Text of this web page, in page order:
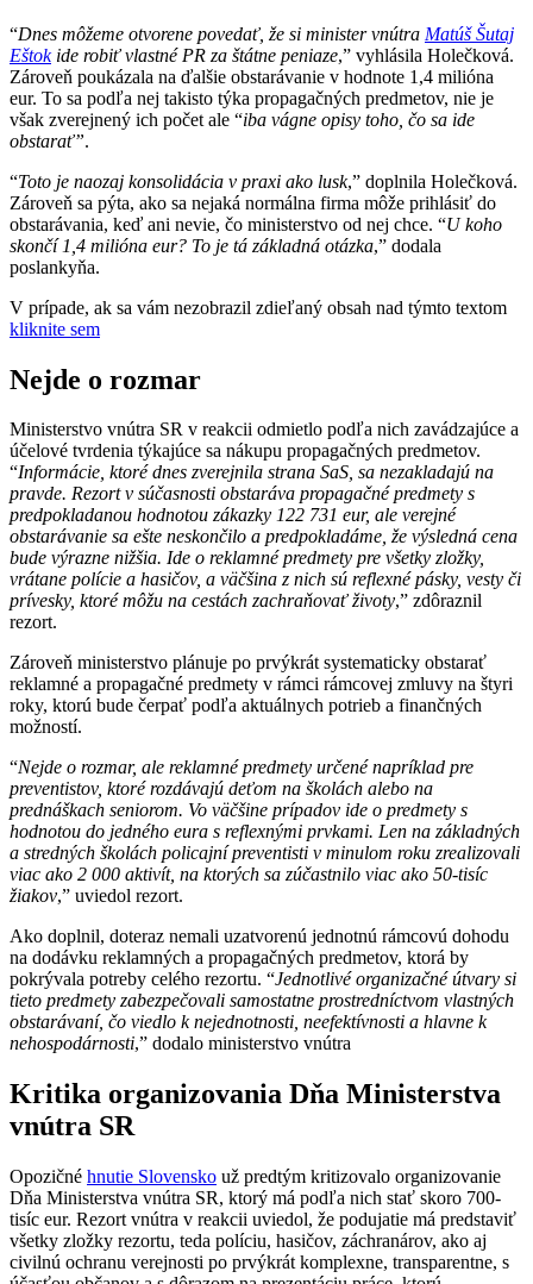
“Dnes môžeme otvorene povedať, že si minister vnútra Matúš Šutaj
Eštokide robiť vlastné PR za štátne peniaze,” vyhlásila Holečková.
Zároveň poukázala na ďalšie obstarávanie v hodnote 1,4 milióna
eur. To sa podľa nej takisto týka propagačných predmetov, nie je
však zverejnený ich počet ale “iba vágne opisy toho, čo sa ide
obstarať”.
“Toto je naozaj konsolidácia v praxi ako lusk,” doplnila Holečková.
Zároveň sa pýta, ako sa nejaká normálna firma môže prihlásiť do
obstarávania, keď ani nevie, čo ministerstvo od nej chce. “U koho
skončí 1,4 milióna eur? To je tá základná otázka,” dodala
poslankyňa.
V prípade, ak sa vám nezobrazil zdieľaný obsah nad týmto textom
kliknite sem
Nejde o rozmar
Ministerstvo vnútra SR v reakcii odmietlo podľa nich zavádzajúce a
účelové tvrdenia týkajúce sa nákupu propagačných predmetov.
“Informácie, ktoré dnes zverejnila strana SaS, sa nezakladajú na
pravde. Rezort v súčasnosti obstaráva propagačné predmety s
predpokladanou hodnotou zákazky 122 731 eur, ale verejné
obstarávanie sa ešte neskončilo a predpokladáme, že výsledná cena
bude výrazne nižšia. Ide o reklamné predmety pre všetky zložky,
vrátane polície a hasičov, a väčšina z nich sú reflexné pásky, vesty či
prívesky, ktoré môžu na cestách zachraňovať životy,” zdôraznil
rezort.
Zároveň ministerstvo plánuje po prvýkrát systematicky obstarať
reklamné a propagačné predmety v rámci rámcovej zmluvy na štyri
roky, ktorú bude čerpať podľa aktuálnych potrieb a finančných
možností.
“Nejde o rozmar, ale reklamné predmety určené napríklad pre
preventistov, ktoré rozdávajú deťom na školách alebo na
prednáškach seniorom. Vo väčšine prípadov ide o predmety s
hodnotou do jedného eura s reflexnými prvkami. Len na základných
a stredných školách policajní preventisti v minulom roku zrealizovali
viac ako 2 000 aktivít, na ktorých sa zúčastnilo viac ako 50-tisíc
žiakov,” uviedol rezort.
Ako doplnil, doteraz nemali uzatvorenú jednotnú rámcovú dohodu
na dodávku reklamných a propagačných predmetov, ktorá by
pokrývala potreby celého rezortu. “Jednotlivé organizačné útvary si
tieto predmety zabezpečovali samostatne prostredníctvom vlastných
obstarávaní, čo viedlo k nejednotnosti, neefektívnosti a hlavne k
nehospodárnosti,” dodalo ministerstvo vnútra
Kritika organizovania Dňa Ministerstva
vnútra SR
Opozičné hnutie Slovensko už predtým kritizovalo organizovanie
Dňa Ministerstva vnútra SR, ktorý má podľa nich stať skoro 700-
tisíc eur. Rezort vnútra v reakcii uviedol, že podujatie má predstaviť
všetky zložky rezortu, teda políciu, hasičov, záchranárov, ako aj
civilnú ochranu verejnosti po prvýkrát komplexne, transparentne, s